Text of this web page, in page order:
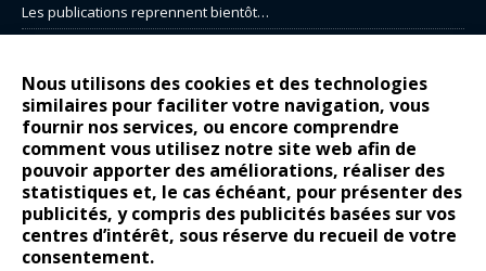
Nous utilisons des cookies et des technologies
similaires pour faciliter votre navigation, vous
fournir nos services, ou encore comprendre
comment vous utilisez notre site web afin de
pouvoir apporter des améliorations, réaliser des
statistiques et, le cas échéant, pour présenter des
publicités, y compris des publicités basées sur vos
centres d’intérêt, sous réserve du recueil de votre
consentement.
Les publications reprennent bientôt…
14 juillet : nouveau film de marque pour Citroën
Renault Espace : voyage, voyage…
Peugeot E-208 GTi : naissance d’une légende
COMMENTAIRES RÉCENTS
Bernard DardartdansDacia Sandero : pour les gens vrais